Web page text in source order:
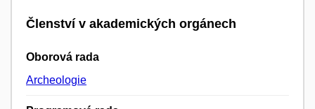
Členství v akademických orgánech
Oborová rada
Archeologie